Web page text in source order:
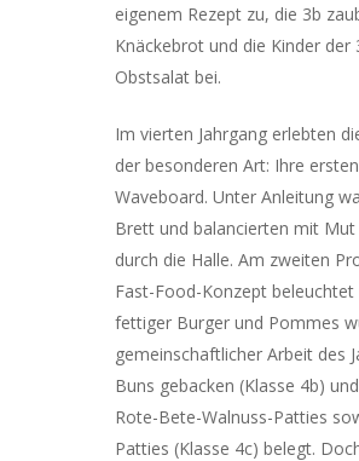
eigenem Rezept zu, die 3b
Knäckebrot und die Kinder der
Obstsalat bei.
Im vierten Jahrgang erlebten
der besonderen Art: Ihre
Waveboard. Unter Anleitung
Brett und balancierten mit Mut
durch die Halle. Am zweiten
Fast-Food-Konzept
fettiger Burger und Pommes
gemeinschaftlicher Arbeit des
Buns gebacken (Klasse 4b)
Rote-Bete-Walnuss-Patties
Patties (Klasse 4c) belegt.